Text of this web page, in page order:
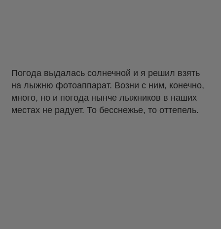
Погода выдалась солнечной и я решил взять
на лыжню фотоаппарат. Возни с ним, конечно,
много, но и погода нынче лыжников в наших
местах не радует. То бесснежье, то оттепель.